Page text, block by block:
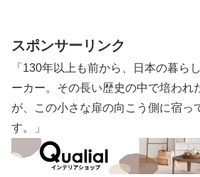
スポンサーリンク
「130年以上も前から、日本の暮ら
ーカー。その長い歴史の中で培われ
が、この小さな扉の向こう側に宿っ
す。」